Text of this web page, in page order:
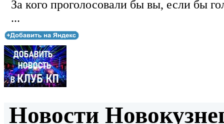
За кого проголосовали бы вы, если бы
...
Новости